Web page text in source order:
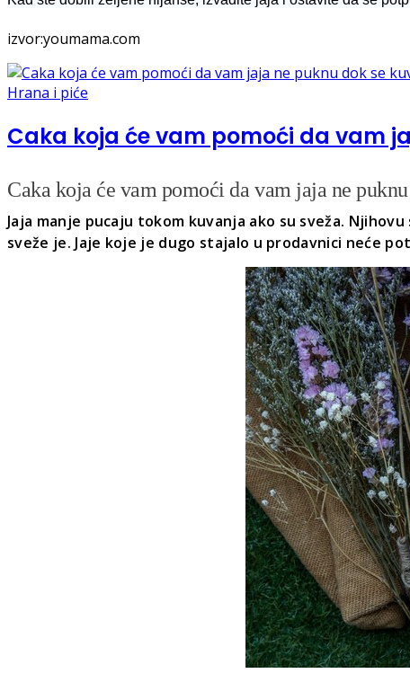
izvor:youmama.com
Hrana i piće
Caka koja će vam pomoći da vam
Caka koja će vam pomoći da vam jaja ne
Jaja manje pucaju tokom kuvanja ako su sveža.
sveže je. Jaje koje je dugo stajalo u prodavnici neće